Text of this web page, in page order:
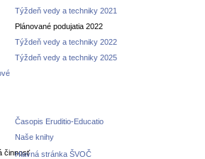
Týždeň vedy a techniky 2021
Plánované podujatia 2022
Týždeň vedy a techniky 2022
Týždeň vedy a techniky 2025
Časopis Eruditio-Educatio
Naše knihy
činnosť
Hlavná stránka ŠVOČ